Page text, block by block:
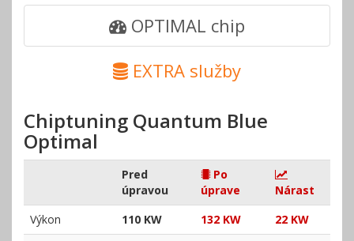
OPTIMAL chip
EXTRA služby
Chiptuning Quantum Blue
Optimal
Pred
úpravou
Po
úprave
Nárast
Výkon
110 KW 132 KW
22 KW